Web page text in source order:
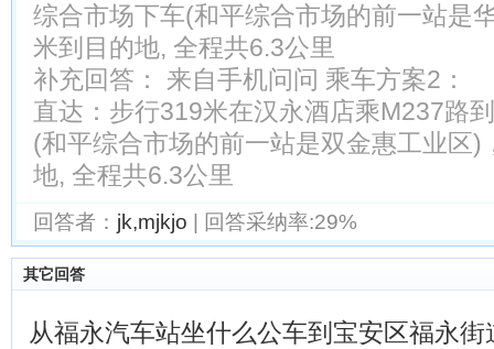
综合市场下车(和平综合市场的前一站是
米到目的地, 全程共6.3公里
补充回答： 来自手机问问 乘车方案2：
直达：步行319米在汉永酒店乘M237路
(和平综合市场的前一站是双金惠工业区)
地, 全程共6.3公里
回答者： jk,mjkjo | 回答采纳率:29%
其它回答
从福永汽车站坐什么公车到宝安区福永